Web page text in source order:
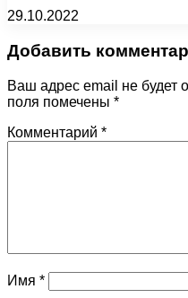
29.10.2022
Добавить
Ваш адрес email не будет
поля помечены *
Комментарий *
Имя *